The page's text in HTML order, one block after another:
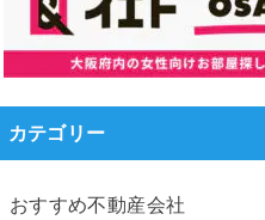
カテゴリー
おすすめ不動産会社